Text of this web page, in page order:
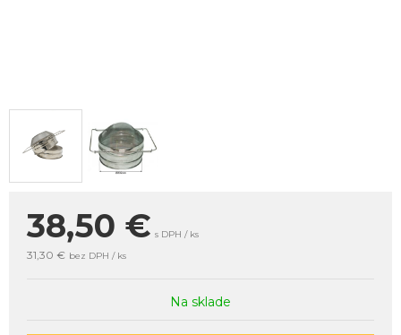
38,50 € s DPH / ks
31,30 € bez DPH / ks
Na sklade